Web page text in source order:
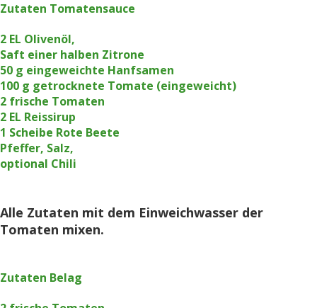
Zutaten Tomatensauce
2 EL Olivenöl,
Saft einer halben Zitrone
50 g eingeweichte Hanfsamen
100 g getrocknete Tomate (eingeweicht)
2 frische Tomaten
2 EL Reissirup
1 Scheibe Rote Beete
Pfeffer, Salz,
optional Chili
Alle Zutaten mit dem Einweichwasser der
Tomaten mixen.
Zutaten Belag